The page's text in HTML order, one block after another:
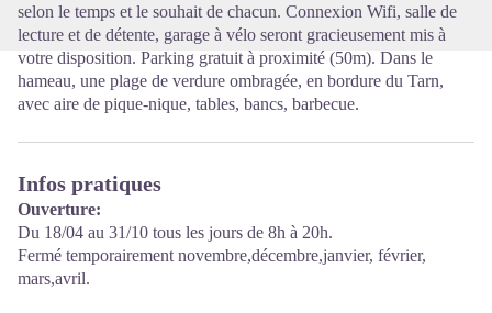
selon le temps et le souhait de chacun. Connexion Wifi, salle de
lecture et de détente, garage à vélo seront gracieusement mis à
votre disposition. Parking gratuit à proximité (50m). Dans le
hameau, une plage de verdure ombragée, en bordure du Tarn,
avec aire de pique-nique, tables, bancs, barbecue.
Infos pratiques
Ouverture:
Du 18/04 au 31/10 tous les jours de 8h à 20h.
Fermé temporairement novembre,décembre,janvier, février,
mars,avril.